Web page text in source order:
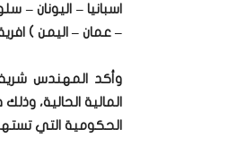
اسبانيا – اليونان –
– عمان – اليمن )
وأكد المهندس
المالية الحالية،
الحكومية التي تستهدف تحقيق